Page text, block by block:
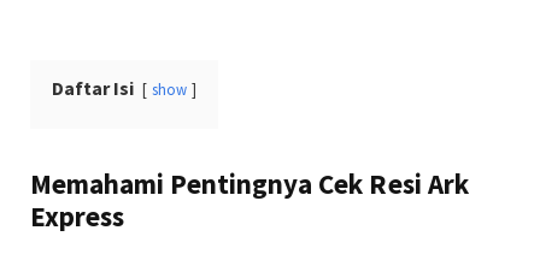
Daftar Isi show
Memahami Pentingnya Cek Resi Ark
Express